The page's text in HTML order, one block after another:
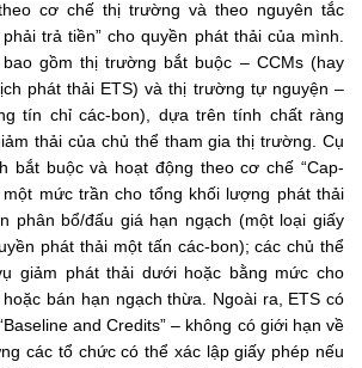
cơ chế thị trường và theo nguyên tắc
trả tiền” cho quyền phát thải của mình.
gồm thị trường bắt buộc – CCMs (hay
phát thải ETS) và thị trường tự nguyện –
tín chỉ các-bon), dựa trên tính chất ràng
thải của chủ thể tham gia thị trường. Cụ
bắt buộc và hoạt động theo cơ chế “Cap-
một mức trần cho tổng khối lượng phát thải
phân bổ/đấu giá hạn ngạch (một loại giấy
phát thải một tấn các-bon); các chủ thể
giảm phát thải dưới hoặc bằng mức cho
bán hạn ngạch thừa. Ngoài ra, ETS có
and Credits” – không có giới hạn về
các tổ chức có thể xác lập giấy phép nếu